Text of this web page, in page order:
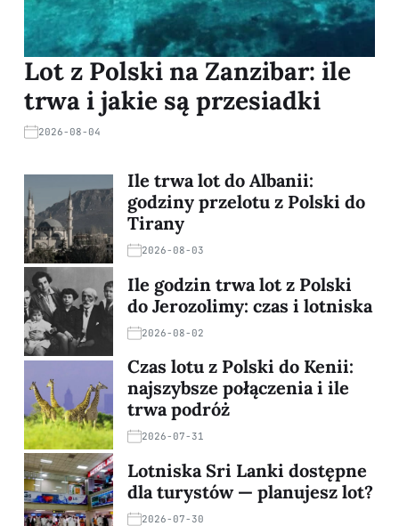
Lot z Polski na Zanzibar: ile
trwa i jakie są przesiadki
2026-08-04
Ile trwa lot do Albanii:
godziny przelotu z Polski do
Tirany
2026-08-03
Ile godzin trwa lot z Polski
do Jerozolimy: czas i lotniska
2026-08-02
Czas lotu z Polski do Kenii:
najszybsze połączenia i ile
trwa podróż
2026-07-31
Lotniska Sri Lanki dostępne
dla turystów — planujesz lot?
2026-07-30